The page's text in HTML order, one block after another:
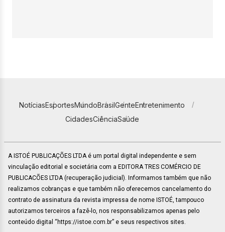
NotíciasEsportesMundoBrasilGenteEntretenimento
CidadesCiênciaSaúde
A ISTOÉ PUBLICAÇÕES LTDA é um portal digital independente e sem
vinculação editorial e societária com a EDITORA TRES COMÉRCIO DE
PUBLICACÕES LTDA (recuperação judicial). Informamos também que não
realizamos cobranças e que também não oferecemos cancelamento do
contrato de assinatura da revista impressa de nome ISTOÉ, tampouco
autorizamos terceiros a fazê-lo, nos responsabilizamos apenas pelo
conteúdo digital “https://istoe.com.br” e seus respectivos sites.